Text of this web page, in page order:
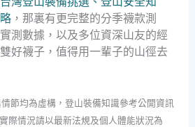
，那裏有更完整的分季襪款測
測數據，以及多位資深山友的經
好襪子，值得用一輩子的山徑去
節均為虛構，登山裝備知識參考公開資訊
際情況請以最新法規及個人體能狀況為